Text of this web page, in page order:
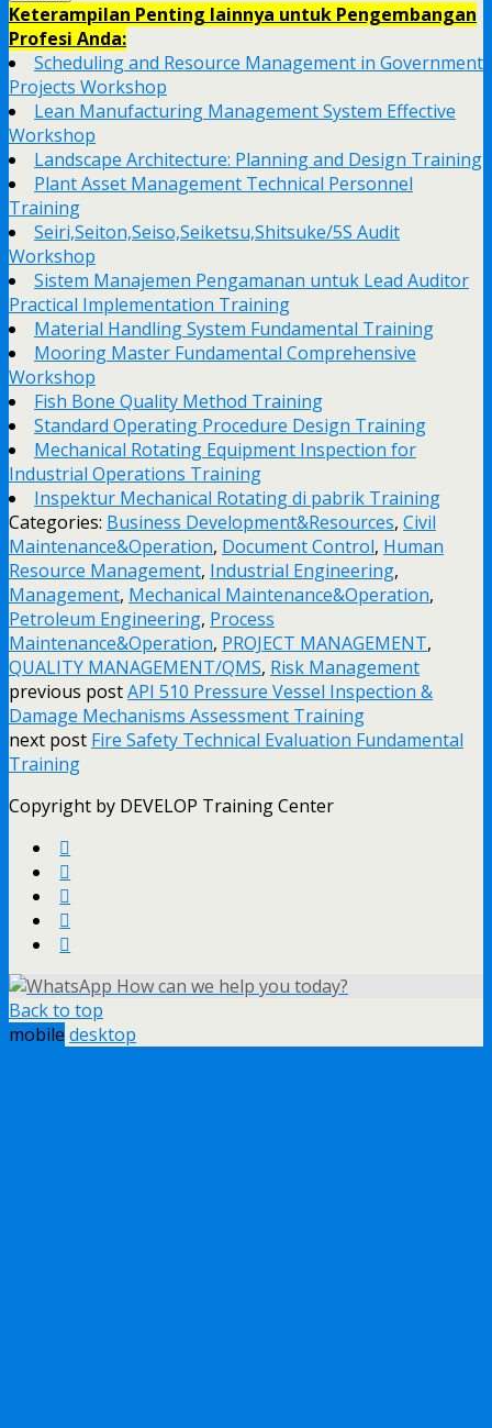
Keterampilan Penting lainnya untuk Pengembangan
Profesi Anda:
Scheduling and Resource Management in Government
Projects Workshop
Lean Manufacturing Management System Effective
Workshop
Landscape Architecture: Planning and Design Training
Plant Asset Management Technical Personnel
Training
Seiri,Seiton,Seiso,Seiketsu,Shitsuke/5S Audit
Workshop
Sistem Manajemen Pengamanan untuk Lead Auditor
Practical Implementation Training
Material Handling System Fundamental Training
Mooring Master Fundamental Comprehensive
Workshop
Fish Bone Quality Method Training
Standard Operating Procedure Design Training
Mechanical Rotating Equipment Inspection for
Industrial Operations Training
Inspektur Mechanical Rotating di pabrik Training
Categories: Business Development&Resources, Civil
Maintenance&Operation, Document Control, Human
Resource Management, Industrial Engineering,
Management, Mechanical Maintenance&Operation,
Petroleum Engineering, Process
Maintenance&Operation, PROJECT MANAGEMENT,
QUALITY MANAGEMENT/QMS, Risk Management
previous postAPI 510 Pressure Vessel Inspection &
Damage Mechanisms Assessment Training
next post Fire Safety Technical Evaluation Fundamental
Training
Copyright by DEVELOP Training Center
How can we help you today?
Back to top
mobile desktop